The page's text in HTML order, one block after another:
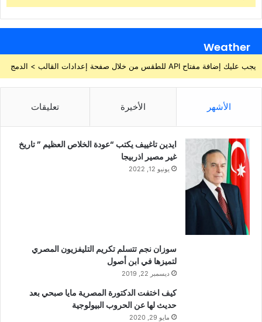
Weather
يجب عليك إضافة مفتاح API للطقس من خلال صفحة إعدادات القالب > الدمج
الأشهر الأخيرة تعليقات
ايدين تاغييف يكتب “عودة الخلاص العظيم ” تاريخ
غير مصير اذربيجا
يونيو 12, 2022
سوزان نجم تتسلم تكريم التليفزيون المصري
لتميزها في ابن أصول
ديسمبر 22, 2019
كيف اختفت الدكتورة المصرية مايا صبحي بعد
حديث لها عن الحروب البيولوجية
مايو 29, 2020